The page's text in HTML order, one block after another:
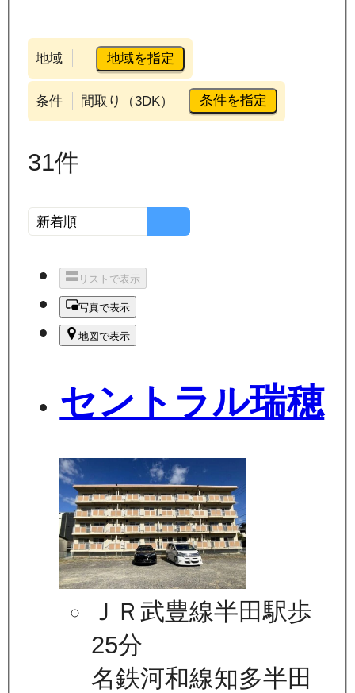
地域 地域を指定
条件 間取り（3DK） 条件を指定
31件
リストで表示
写真で表示
地図で表示
セントラル瑞穂
ＪＲ武豊線半田駅歩
25分
名鉄河和線知多半田